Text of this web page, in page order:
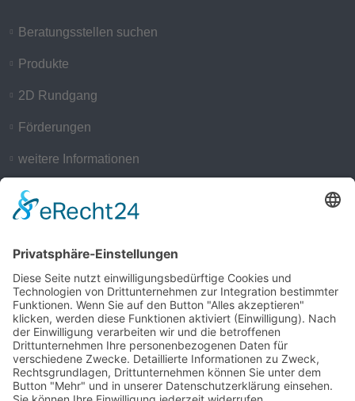
Beratungsstellen suchen
Produkte
2D Rundgang
Förderungen
weitere Informationen